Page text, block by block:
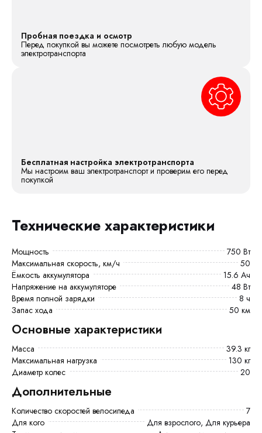
Пробная поездка и осмотр
Перед покупкой вы можете посмотреть любую модель
электротранспорта
Бесплатная настройка электротранспорта
Мы настроим ваш электротранспорт и проверим его перед
покупкой
Технические характеристики
Мощность
750 Вт
Максимальная скорость, км/ч
50
Ёмкость аккумулятора
15.6 Ач
Напряжение на аккумуляторе
48 Вт
Время полной зарядки
8 ч
Запас хода
50 км
Основные характеристики
Масса
39.3 кг
Максимальная нагрузка
130 кг
Диаметр колес
20
Дополнительные
Количество скоростей велосипеда
7
Для кого
Для взрослого, Для курьера